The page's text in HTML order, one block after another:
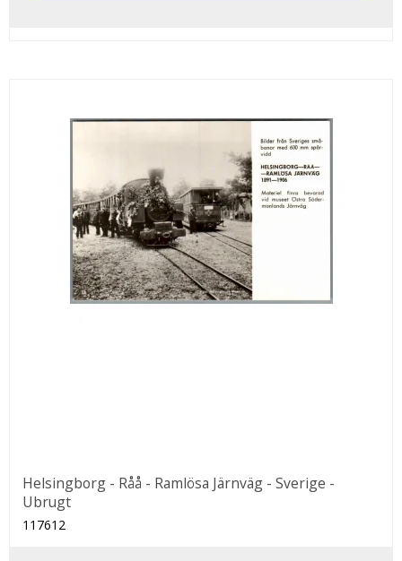
Helsingborg - Råå - Ramlösa Järnväg - Sverige -
Ubrugt
117612